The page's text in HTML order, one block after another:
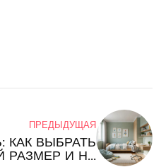
ПРЕДЫДУЩАЯ
КАК ВЫБРАТЬ
РАЗМЕР И НЕ